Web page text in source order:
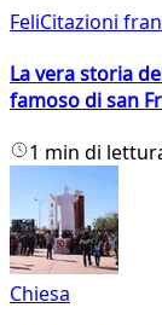
FeliCitazioni
La vera storia
famoso di san
1 min di
Chiesa